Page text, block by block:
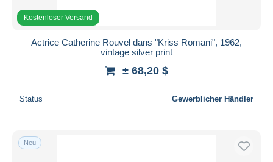
Kostenloser Versand
Actrice Catherine Rouvel dans "Kriss Romani", 1962,
vintage silver print
± 68,20 $
Status Gewerblicher Händler
Neu